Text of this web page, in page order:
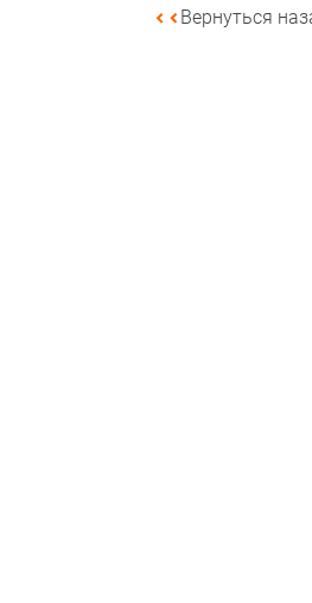
Вернуться